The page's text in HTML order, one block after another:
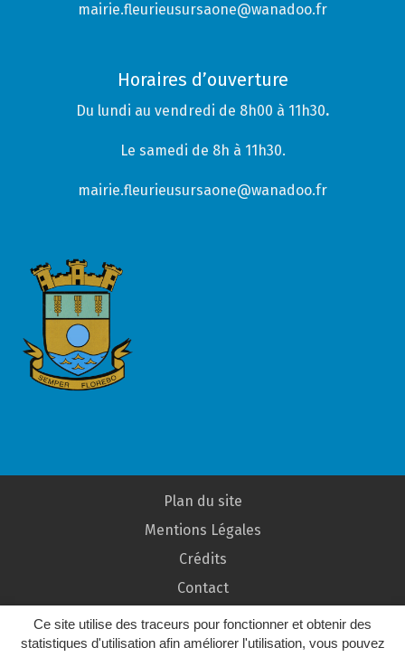
Ce site utilise des traceurs pour fonctionner et obtenir des
statistiques d'utilisation afin améliorer l'utilisation, vous pouvez
mairie.fleurieusursaone@wanadoo.fr
Horaires d’ouverture
Du lundi au vendredi de 8h00 à 11h30.
Le samedi de 8h à 11h30.
mairie.fleurieusursaone@wanadoo.fr
Plan du site
Mentions Légales
Crédits
Contact